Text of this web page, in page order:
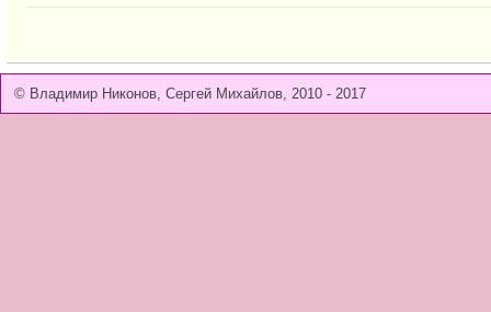
© Владимир Никонов, Сергей Михайлов, 2010 - 2017